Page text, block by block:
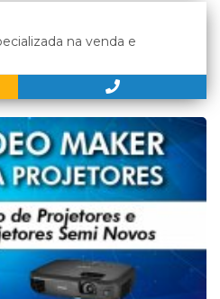
na venda e